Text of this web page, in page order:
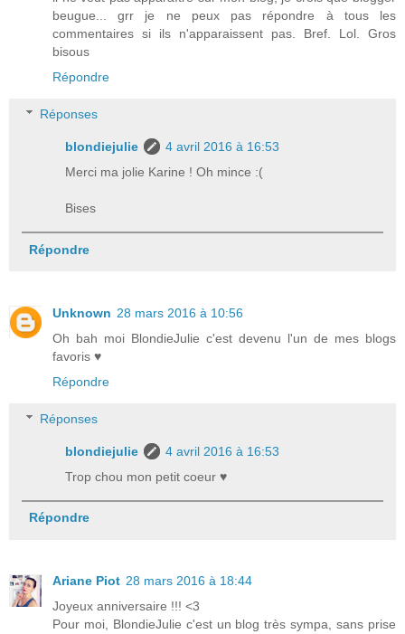
beugue... grr je ne peux pas répondre à tous les
commentaires si ils n'apparaissent pas. Bref. Lol. Gros
bisous
Répondre
Réponses
blondiejulie
4 avril 2016 à 16:53
Merci ma jolie Karine ! Oh mince :(
Bises
Répondre
Unknown 28 mars 2016 à 10:56
Oh bah moi BlondieJulie c'est devenu l'un de mes blogs
favoris ♥
Répondre
Réponses
blondiejulie
4 avril 2016 à 16:53
Trop chou mon petit coeur ♥
Répondre
Ariane Piot 28 mars 2016 à 18:44
Joyeux anniversaire !!! <3
Pour moi, BlondieJulie c'est un blog très sympa, sans prise